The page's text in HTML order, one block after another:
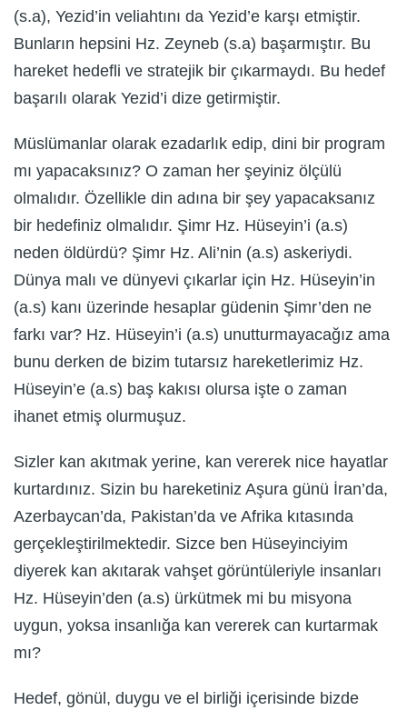
(s.a), Yezid’in veliahtını da Yezid’e karşı etmiştir.
Bunların hepsini Hz. Zeyneb (s.a) başarmıştır. Bu
hareket hedefli ve stratejik bir çıkarmaydı. Bu hedef
başarılı olarak Yezid’i dize getirmiştir.
Müslümanlar olarak ezadarlık edip, dini bir program
mı yapacaksınız? O zaman her şeyiniz ölçülü
olmalıdır. Özellikle din adına bir şey yapacaksanız
bir hedefiniz olmalıdır. Şimr Hz. Hüseyin’i (a.s)
neden öldürdü? Şimr Hz. Ali’nin (a.s) askeriydi.
Dünya malı ve dünyevi çıkarlar için Hz. Hüseyin’in
(a.s) kanı üzerinde hesaplar güdenin Şimr’den ne
farkı var? Hz. Hüseyin’i (a.s) unutturmayacağız ama
bunu derken de bizim tutarsız hareketlerimiz Hz.
Hüseyin’e (a.s) baş kakısı olursa işte o zaman
ihanet etmiş olurmuşuz.
Sizler kan akıtmak yerine, kan vererek nice hayatlar
kurtardınız. Sizin bu hareketiniz Aşura günü İran’da,
Azerbaycan’da, Pakistan’da ve Afrika kıtasında
gerçekleştirilmektedir. Sizce ben Hüseyinciyim
diyerek kan akıtarak vahşet görüntüleriyle insanları
Hz. Hüseyin’den (a.s) ürkütmek mi bu misyona
uygun, yoksa insanlığa kan vererek can kurtarmak
mı?
Hedef, gönül, duygu ve el birliği içerisinde bizde